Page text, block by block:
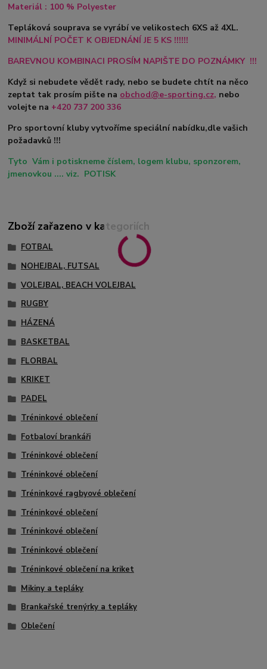
Materiál : 100 % Polyester
Tepláková souprava se vyrábí ve velikostech 6XS až 4XL.
MINIMÁLNÍ POČET K OBJEDNÁNÍ JE 5 KS !!!!!!
BAREVNOU KOMBINACI PROSÍM NAPIŠTE DO POZNÁMKY !!!
Když si nebudete vědět rady, nebo se budete chtít na něco
zeptat tak prosím pište na obchod@e-sporting.cz, nebo
volejte na +420 737 200 336
Pro sportovní kluby vytvoříme speciální nabídku,dle vašich
požadavků !!!
Tyto Vám i potiskneme číslem, logem klubu, sponzorem,
jmenovkou .... viz. POTISK
Zboží zařazeno v kategoriích
FOTBAL
NOHEJBAL, FUTSAL
VOLEJBAL, BEACH VOLEJBAL
RUGBY
HÁZENÁ
BASKETBAL
FLORBAL
KRIKET
PADEL
Tréninkové oblečení
Fotbaloví brankáři
Tréninkové oblečení
Tréninkové oblečení
Tréninkové ragbyové oblečení
Tréninkové oblečení
Tréninkové oblečení
Tréninkové oblečení
Tréninkové oblečení na kriket
Mikiny a tepláky
Brankařské trenýrky a tepláky
Oblečení